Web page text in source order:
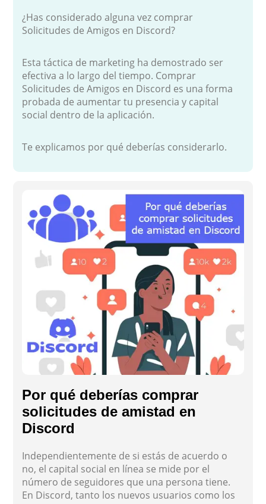
¿Has considerado alguna vez comprar
Solicitudes de Amigos en Discord?
Esta táctica de marketing ha demostrado ser
efectiva a lo largo del tiempo. Comprar
Solicitudes de Amigos en Discord es una forma
probada de aumentar tu presencia y capital
social dentro de la aplicación.
Te explicamos por qué deberías considerarlo.
Por qué deberías comprar
solicitudes de amistad en
Discord
Independientemente de si estás de acuerdo o
no, el capital social en línea se mide por el
número de seguidores que una persona tiene.
En Discord, tanto los nuevos usuarios como los